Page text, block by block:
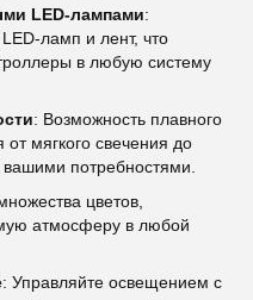
LED-лампами:
ламп и лент, что
в любую систему
: Возможность плавного
мягкого свечения до
вашими потребностями.
цветов,
атмосферу в любой
: Управляйте освещением с